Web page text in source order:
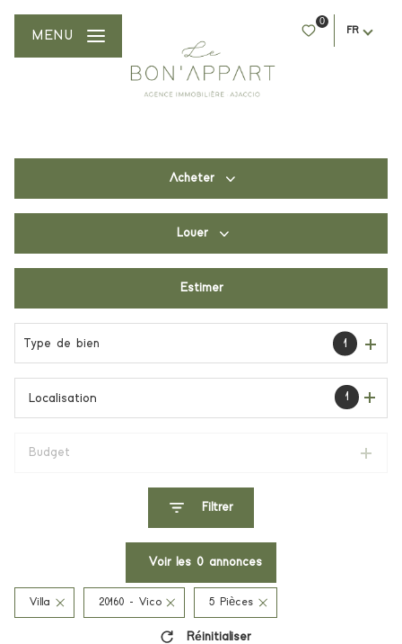
0
FR
MENU
Acheter
Louer
Estimer
Type de bien 1
1
Localisation
Budget
Filtrer
Voir les 0 annonces
Villa 20160 - Vico 5 Pièces
Réinitialiser